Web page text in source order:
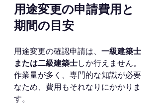
用途変更の申請費用と
期間の目安
用途変更の確認申請は、 一級建築士
または二級建築士しか行えません。
作業量が多く、専門的な知識が必要
なため、費用もそれなりにかかりま
す。